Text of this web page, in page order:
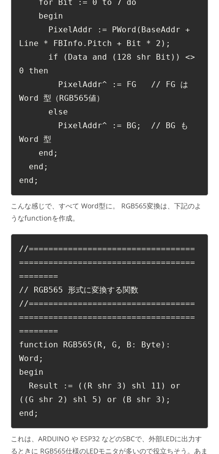
    for Bit := 0 to 7 do
    begin
Line * FBInfo.Pitch + Bit * 2);
0 then
Word 型（RGB565値）
      else
Word 型
    end;
  end;
end;
こんな感じで、すべて Word型に。 RGB565変換は、下記のよ
うなfunctionを作成。
//==================================
====================================
========
// RGB565 形式に変換する関数
//==================================
====================================
========
function RGB565(R, G, B: Byte):
Word;
begin
((G shr 2) shl 5) or (B shr 3);
end;
これは、ARDUINO や ESP32 などのSBCで、外部LEDに出力す
るときに RGB565仕様のLEDモニタが多いので役立ちそう。あま